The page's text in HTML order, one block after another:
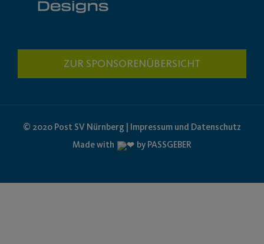
ZUR SPONSORENÜBERSICHT
© 2020 Post SV Nürnberg | Impressum und Datenschutz
Made with
by PASSGEBER